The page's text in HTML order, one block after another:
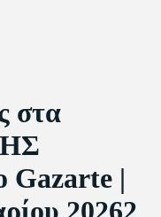
στα
|